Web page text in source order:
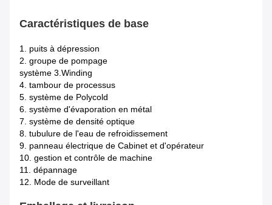
Caractéristiques de base
1. puits à dépression
2. groupe de pompage
système 3.Winding
4. tambour de processus
5. système de Polycold
6. système d'évaporation en métal
7. système de densité optique
8. tubulure de l'eau de refroidissement
9. panneau électrique de Cabinet et d'opérateur
10. gestion et contrôle de machine
11. dépannage
12. Mode de surveillant